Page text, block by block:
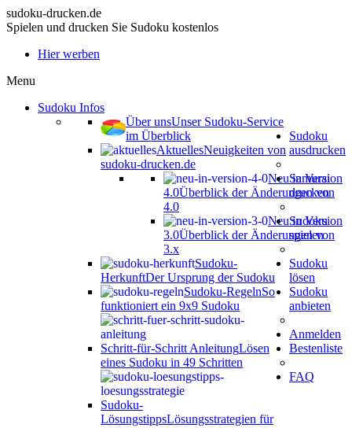
sudoku-drucken.de
Spielen und drucken Sie Sudoku kostenlos
Hier werben
Menu
Sudoku Infos
Über unsUnser Sudoku-Service
im Überblick
AktuellesNeuigkeiten von
sudoku-drucken.de
Neu in Version
4.0Überblick der Änderungen von
4.0
Neu in Version
3.0Überblick der Änderungen von
3.x
Sudoku-
HerkunftDer Ursprung der Sudoku
Sudoku-RegelnSo
funktioniert ein 9x9 Sudoku
Schritt-für-Schritt AnleitungLösen
eines Sudoku in 49 Schritten
Sudoku-
LösungstippsLösungsstrategien für
Sudoku
ausdrucken
Samurai
drucken
Sudoku
spielen
Sudoku
lösen
Sudoku
anbieten
Anmelden
Bestenliste
FAQ